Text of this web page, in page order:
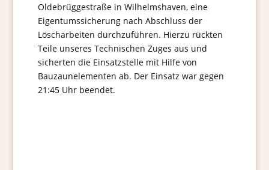
Oldebrüggestraße in Wilhelmshaven, eine
Eigentumssicherung nach Abschluss der
Löscharbeiten durchzuführen. Hierzu rückten
Teile unseres Technischen Zuges aus und
sicherten die Einsatzstelle mit Hilfe von
Bauzaunelementen ab. Der Einsatz war gegen
21:45 Uhr beendet.